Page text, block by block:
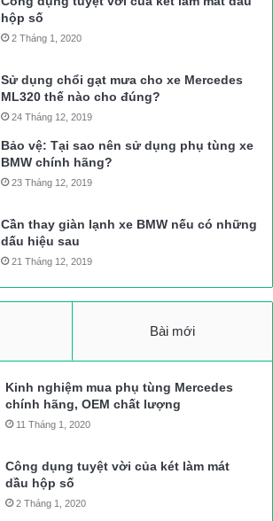
hộp số
2 Tháng 1, 2020
Sử dụng chổi gạt mưa cho xe Mercedes
ML320 thế nào cho đúng?
24 Tháng 12, 2019
Bảo vệ: Tại sao nên sử dụng phụ tùng xe
BMW chính hãng?
23 Tháng 12, 2019
Cần thay giàn lạnh xe BMW nếu có những
dấu hiệu sau
21 Tháng 12, 2019
Bài mới
Kinh nghiệm mua phụ tùng Mercedes
chính hãng, OEM chất lượng
11 Tháng 1, 2020
Công dụng tuyệt vời của két làm mát
dầu hộp số
2 Tháng 1, 2020